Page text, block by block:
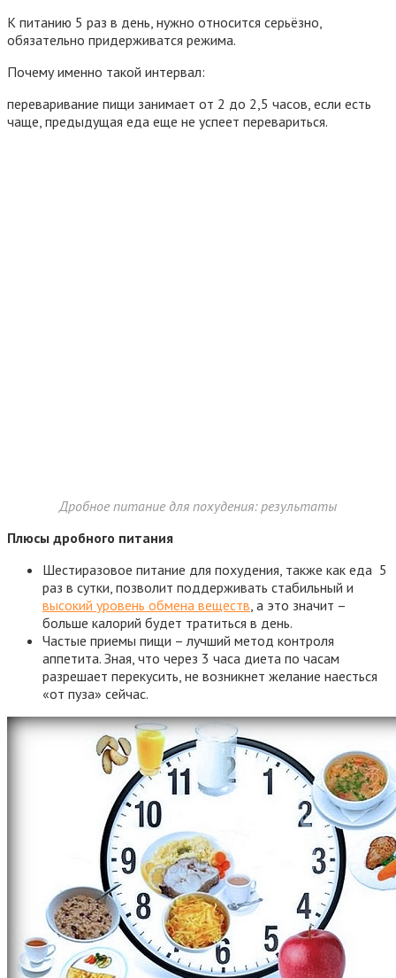
К питанию 5 раз в день, нужно относится серьёзно,
обязательно придерживатся режима.
Почему именно такой интервал:
переваривание пищи занимает от 2 до 2,5 часов, если есть
чаще, предыдущая еда еще не успеет перевариться.
Дробное питание для похудения: результаты
Плюсы дробного питания
Шестиразовое питание для похудения, также как еда 5
раз в сутки, позволит поддерживать стабильный и
высокий уровень обмена веществ , а это значит –
больше калорий будет тратиться в день.
Частые приемы пищи – лучший метод контроля
аппетита. Зная, что через 3 часа диета по часам
разрешает перекусить, не возникнет желание наесться
«от пуза» сейчас.